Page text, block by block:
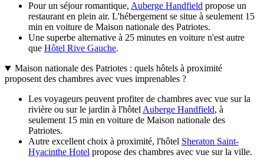
Pour un séjour romantique, Auberge Handfield propose un
restaurant en plein air. L'hébergement se situe à seulement 15
min en voiture de Maison nationale des Patriotes.
Une superbe alternative à 25 minutes en voiture n'est autre
que Hôtel Rive Gauche.
Maison nationale des Patriotes : quels hôtels à proximité
proposent des chambres avec vues imprenables ?
Les voyageurs peuvent profiter de chambres avec vue sur la
rivière ou sur le jardin à l'hôtelAuberge Handfield, à
seulement 15 min en voiture de Maison nationale des
Patriotes.
Autre excellent choix à proximité, l'hôtel Sheraton Saint-
Hyacinthe Hotel propose des chambres avec vue sur la ville.